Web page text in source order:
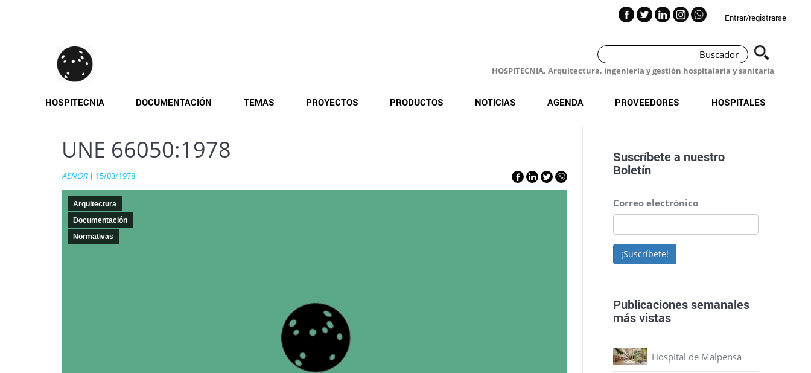
Entrar/registrarse
HOSPITECNIA. Arquitectura, ingeniería y gestión hospitalaria y sanitaria
HOSPITECNIA DOCUMENTACIÓN TEMAS PROYECTOS PRODUCTOS NOTICIAS AGENDA PROVEEDORES HOSPITALES
UNE 66050:1978
AENOR| 15/03/1978
Arquitectura
Documentación
Normativas
Suscríbete a nuestro
Boletín
Correo electrónico
¡Suscríbete!
Publicaciones semanales
más vistas
Hospital de Malpensa